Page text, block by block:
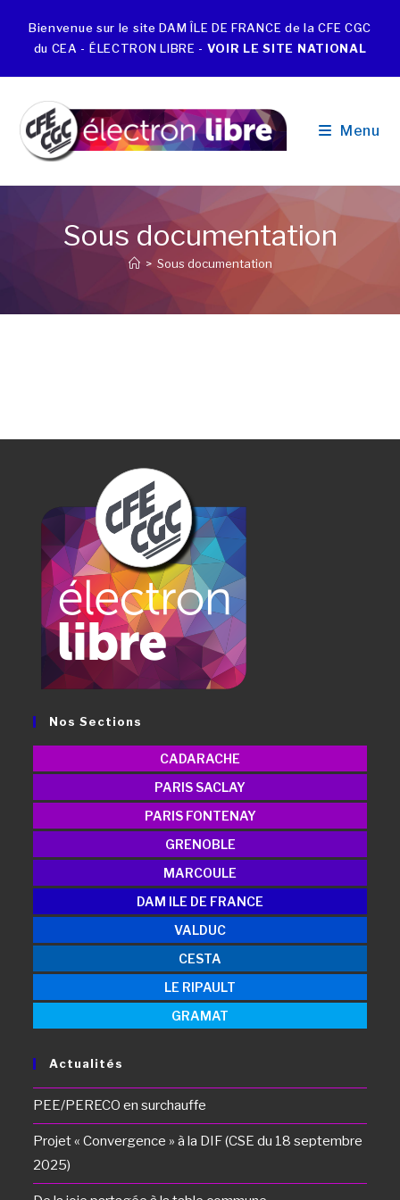
Bienvenue sur le site DAM ÎLE DE FRANCE de la CFE CGC
du CEA - ÉLECTRON LIBRE - VOIR LE SITE NATIONAL
Menu
Sous documentation
> Sous documentation
Nos Sections
CADARACHE
PARIS SACLAY
PARIS FONTENAY
GRENOBLE
MARCOULE
DAM ILE DE FRANCE
VALDUC
CESTA
LE RIPAULT
GRAMAT
Actualités
PEE/PERECO en surchauffe
Projet « Convergence » à la DIF (CSE du 18 septembre
2025)